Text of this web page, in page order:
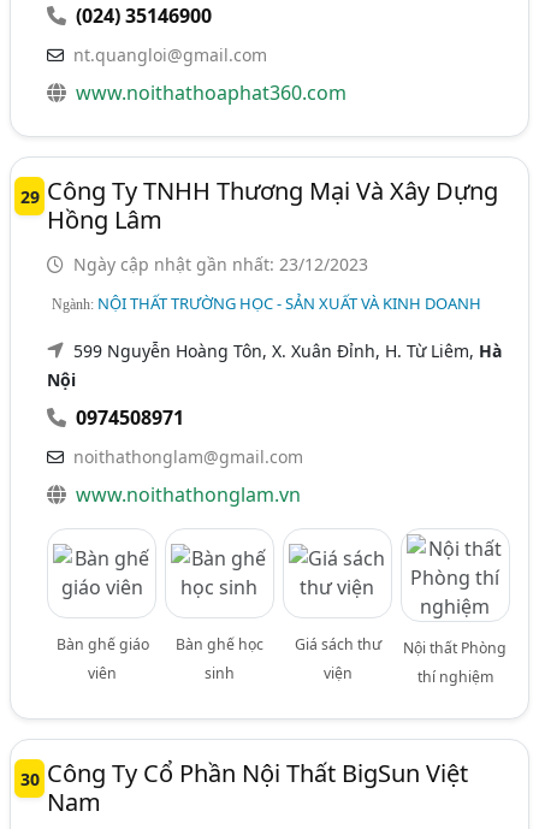
(024) 35146900
nt.quangloi@gmail.com
www.noithathoaphat360.com
29 Công Ty TNHH Thương Mại Và Xây Dựng
Hồng Lâm
Ngày cập nhật gần nhất: 23/12/2023
Ngành: NỘI THẤT TRƯỜNG HỌC - SẢN XUẤT VÀ KINH DOANH
599 Nguyễn Hoàng Tôn, X. Xuân Đỉnh, H. Từ Liêm, Hà
Nội
0974508971
noithathonglam@gmail.com
www.noithathonglam.vn
Bàn ghế giáo
viên
Bàn ghế học
sinh
Giá sách thư
viện
Nội thất Phòng
thí nghiệm
30 Công Ty Cổ Phần Nội Thất BigSun Việt
Nam